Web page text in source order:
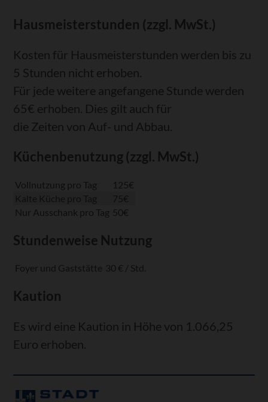
Hausmeisterstunden (zzgl. MwSt.)
Kosten für Hausmeisterstunden werden bis zu
5 Stunden nicht erhoben.
Für jede weitere angefangene Stunde werden
65€ erhoben. Dies gilt auch für
die Zeiten von Auf- und Abbau.
Küchenbenutzung (zzgl. MwSt.)
Vollnutzung pro Tag
125€
Nur Ausschank pro Tag 50€
Stundenweise Nutzung
Foyer und Gaststätte 30 € / Std.
Kaution
Es wird eine Kaution in Höhe von 1.066,25
Euro erhoben.